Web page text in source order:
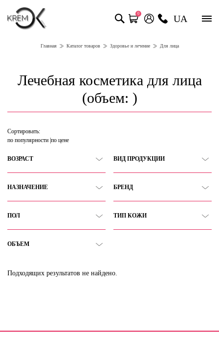
0 UA
Главная Каталог товаров Здоровье и лечение Для лица
Лечебная косметика для лица
(объем: )
Сортировать:
по популярности по цене
ВОЗРАСТ ВИД ПРОДУКЦИИ
НАЗНАЧЕНИЕ БРЕНД
ПОЛ ТИП КОЖИ
ОБЪЕМ
Подходящих результатов не найдено.